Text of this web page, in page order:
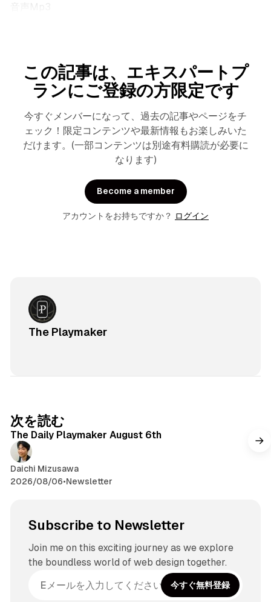
この記事は、エキスパートプ
ランにご登録の方限定です
今すぐメンバーになって、過去の記事やページをチ
ェック！限定コンテンツや最新情報もお楽しみいた
だけます。(一部コンテンツは別途有料購読が必要に
なります)
Become a member
アカウントをお持ちですか？ ログイン
The Playmaker
次を読む
The Daily Playmaker August 6th
Daichi Mizusawa
2026/08/06•Newsletter
Subscribe to Newsletter
Join me on this exciting journey as we explore
the boundless world of web design together.
今すぐ無料登録